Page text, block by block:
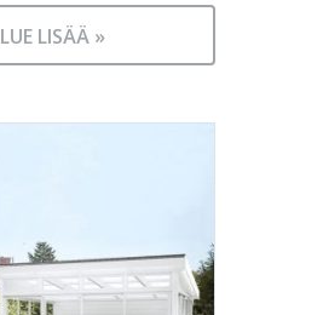
LUE LISÄÄ »